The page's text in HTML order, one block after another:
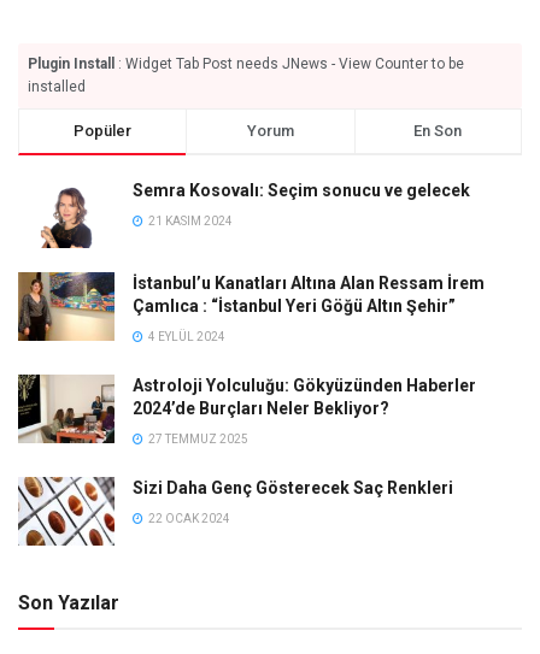
Plugin Install
: Widget Tab Post needs JNews - View Counter to be
installed
Popüler Yorum En Son
Semra Kosovalı: Seçim sonucu ve gelecek
21 KASIM 2024
İstanbul’u Kanatları Altına Alan Ressam İrem
Çamlıca : “İstanbul Yeri Göğü Altın Şehir”
4 EYLÜL 2024
Astroloji Yolculuğu: Gökyüzünden Haberler
2024’de Burçları Neler Bekliyor?
27 TEMMUZ 2025
Sizi Daha Genç Gösterecek Saç Renkleri
22 OCAK 2024
Son Yazılar